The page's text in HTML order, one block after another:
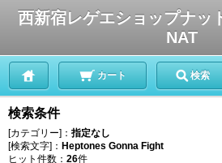
西新宿レゲエショップナッ
NAT
カート 検索
検索条件
[カテゴリー]： 指定なし
[検索文字]： Heptones Gonna Fight
ヒット件数： 26件